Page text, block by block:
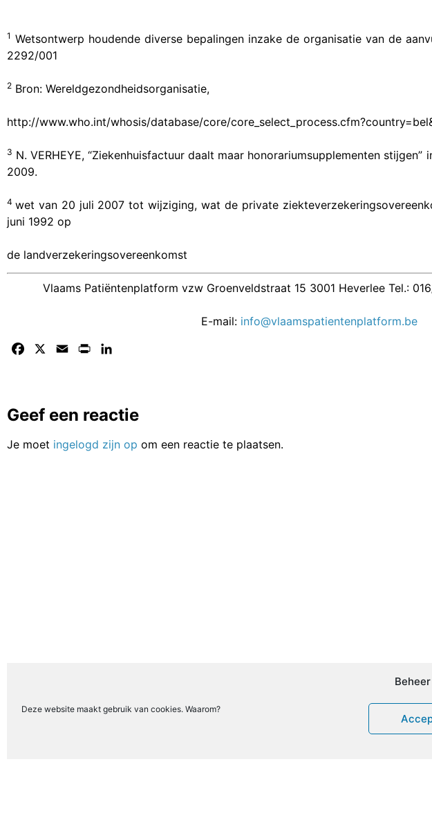
Deze website maakt gebruik van cookies. Waarom?
1 Wetsontwerp houdende diverse bepalingen inzake de organisatie van de
2292/001
2 Bron: Wereldgezondheidsorganisatie,
http://www.who.int/whosis/database/core/
3 N. VERHEYE, “Ziekenhuisfactuur daalt maar honorariumsupplementen stijgen”
2009.
4 wet van 20 juli 2007 tot wijziging, wat de private
juni 1992 op
de landverzekeringsovereenkomst
Vlaams Patiëntenplatform vzw Groenveldstraat 15 3001 Heverlee Tel.:
E-mail: info@vlaamspatientenplatform.be
Facebook Email Print
Geef een reactie
Je moet ingelogd zijn op om een reactie te plaatsen.